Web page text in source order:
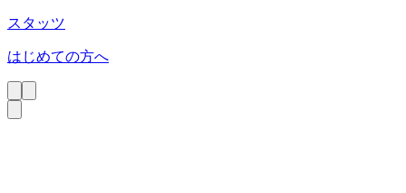
スタッツ
はじめての方へ